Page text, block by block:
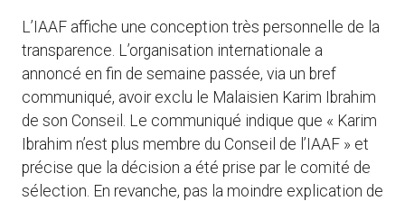
L’IAAF affiche une conception très personnelle de la
transparence. L’organisation internationale a
annoncé en fin de semaine passée, via un bref
communiqué, avoir exclu le Malaisien Karim Ibrahim
de son Conseil. Le communiqué indique que « Karim
Ibrahim n’est plus membre du Conseil de l’IAAF » et
précise que la décision a été prise par le comité de
sélection. En revanche, pas la moindre explication de